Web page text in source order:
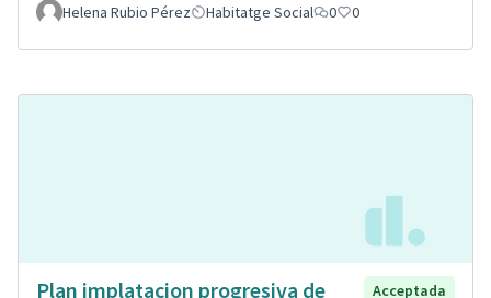
Helena Rubio Pérez Habitatge Social 0 0
Plan implatacion progresiva de Acceptada